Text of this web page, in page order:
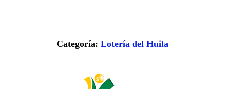
Categoría: Lotería del Huila